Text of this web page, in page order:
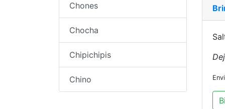
Chones
Chocha
Chipichipis
Chino